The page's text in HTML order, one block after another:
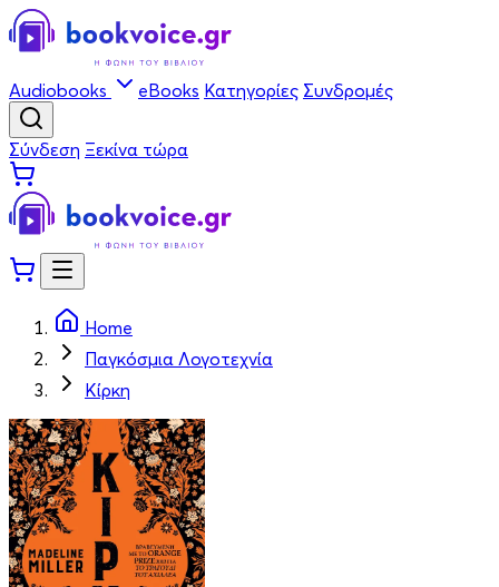
Audiobooks eBooks Κατηγορίες Συνδρομές
Σύνδεση Ξεκίνα τώρα
Home
Παγκόσμια Λογοτεχνία
Κίρκη